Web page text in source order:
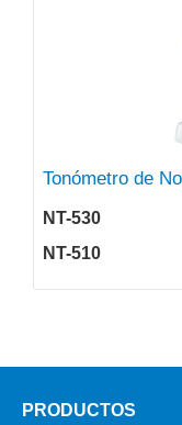
Tonómetro de
NT-530
NT-510
PRODUCTOS